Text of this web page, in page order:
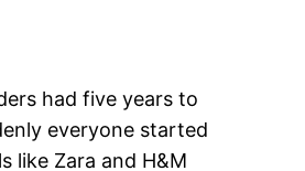
had five years to
everyone started
like Zara and H&M